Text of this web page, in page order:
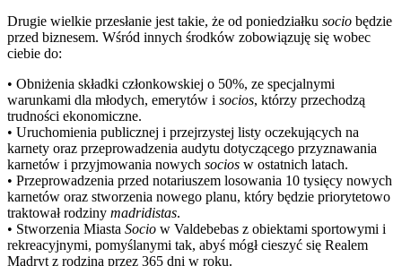
Drugie wielkie przesłanie jest takie, że od poniedziałku socio będzie
przed biznesem. Wśród innych środków zobowiązuję się wobec
ciebie do:
• Obniżenia składki członkowskiej o 50%, ze specjalnymi
warunkami dla młodych, emerytów i socios, którzy przechodzą
trudności ekonomiczne.
• Uruchomienia publicznej i przejrzystej listy oczekujących na
karnety oraz przeprowadzenia audytu dotyczącego przyznawania
karnetów i przyjmowania nowych socios w ostatnich latach.
• Przeprowadzenia przed notariuszem losowania 10 tysięcy nowych
karnetów oraz stworzenia nowego planu, który będzie priorytetowo
traktował rodziny madridistas.
• Stworzenia Miasta Socio w Valdebebas z obiektami sportowymi i
rekreacyjnymi, pomyślanymi tak, abyś mógł cieszyć się Realem
Madryt z rodziną przez 365 dni w roku.